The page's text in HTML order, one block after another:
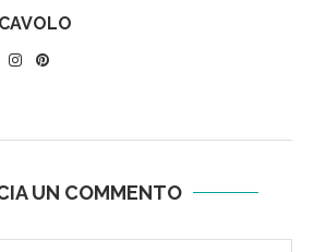
UN COMMENTO